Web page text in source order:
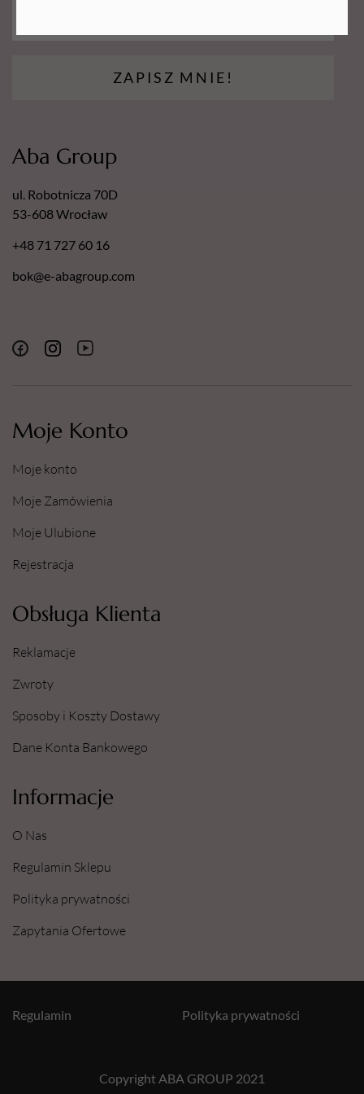
ZAPISZ MNIE!
Moje Konto
Moje konto
Moje Zamówienia
Moje Ulubione
Rejestracja
Obsługa Klienta
Reklamacje
Zwroty
Sposoby i Koszty Dostawy
Dane Konta Bankowego
Informacje
O Nas
Regulamin Sklepu
Polityka prywatności
Zapytania Ofertowe
Aba Group
ul. Robotnicza 70D
53-608 Wrocław
+48 71 727 60 16
bok@e-abagroup.com
Copyright ABA GROUP 2021
Polityka prywatności
Regulamin